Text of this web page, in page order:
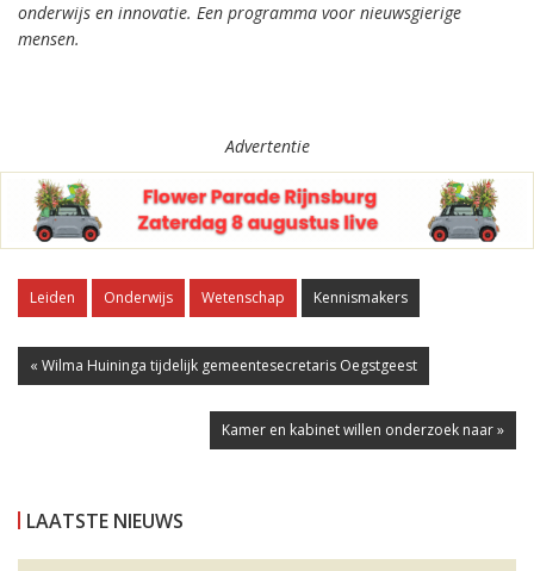
onderwijs en innovatie. Een programma voor nieuwsgierige
mensen.
Advertentie
Leiden Onderwijs Wetenschap Kennismakers
« Wilma Huininga tijdelijk gemeentesecretaris Oegstgeest
Kamer en kabinet willen onderzoek naar »
LAATSTE NIEUWS